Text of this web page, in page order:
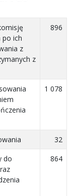
po ich
z
z
896
1 078
32
do
864